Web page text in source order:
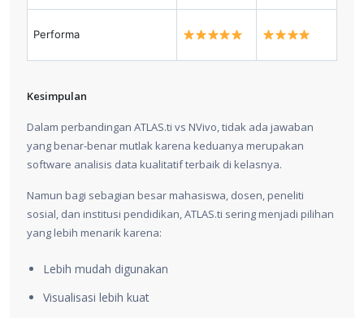
Performa
Kesimpulan
Dalam perbandingan ATLAS.ti vs NVivo, tidak ada jawaban
yang benar-benar mutlak karena keduanya merupakan
software analisis data kualitatif terbaik di kelasnya.
Namun bagi sebagian besar mahasiswa, dosen, peneliti
sosial, dan institusi pendidikan, ATLAS.ti sering menjadi pilihan
yang lebih menarik karena:
Lebih mudah digunakan
Visualisasi lebih kuat